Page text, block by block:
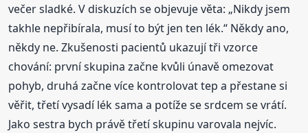
večer sladké. V diskuzích se objevuje věta: „Nikdy jsem
takhle nepřibírala, musí to být jen ten lék.“ Někdy ano,
někdy ne. Zkušenosti pacientů ukazují tři vzorce
chování: první skupina začne kvůli únavě omezovat
pohyb, druhá začne více kontrolovat tep a přestane si
věřit, třetí vysadí lék sama a potíže se srdcem se vrátí.
Jako sestra bych právě třetí skupinu varovala nejvíc.